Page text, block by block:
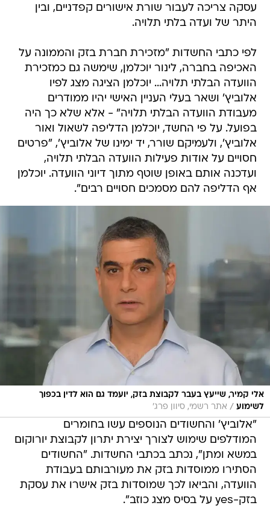
עסקה צריכה לעבור שורת אישורים קפדניים, ובין
היתר של ועדה בלתי תלויה.
לפי כתבי החשדות "מזכירת חברת בזק והממונה על
האכיפה בחברה, לינור יוכלמן, שימשה גם כמזכירת
הוועדה הבלתי תלויה... יוכלמן הציגה מצג לפיו
אלוביץ' ושאר בעלי העניין האישי יהיו ממודרים
מעבודת הוועדה הבלתי תלויה" - אלא שלא כך היה
בפועל. על פי החשד, יוכלמן הדליפה לשאול ואור
אלוביץ', ולעמיקם שורר, יד ימינו של אלוביץ', "פרטים
חסויים על אודות פעילות הוועדה הבלתי תלויה,
ועדכנה אותם באופן שוטף מתוך דיוני הוועדה. יוכלמן
אף הדליפה להם מסמכים חסויים רבים".
אלי קמיר, שייעץ בעבר לקבוצת בזק, יועמד גם הוא לדין בכפוך
לשימוע / אתר רשמי, סיוון פרג'
"אלוביץ' והחשודים הנוספים עשו בחומרים
המודלפים שימוש לצורך יצירת יתרון לקבוצת יורוקום
במשא ומתן", נכתב בכתבי החשדות. "החשודים
הסתירו ממוסדות בזק את מעורבותם בעבודת
הוועדה, והביאו לכך שמוסדות בזק אישרו את עסקת
בזק-yes על בסיס מצג כוזב".